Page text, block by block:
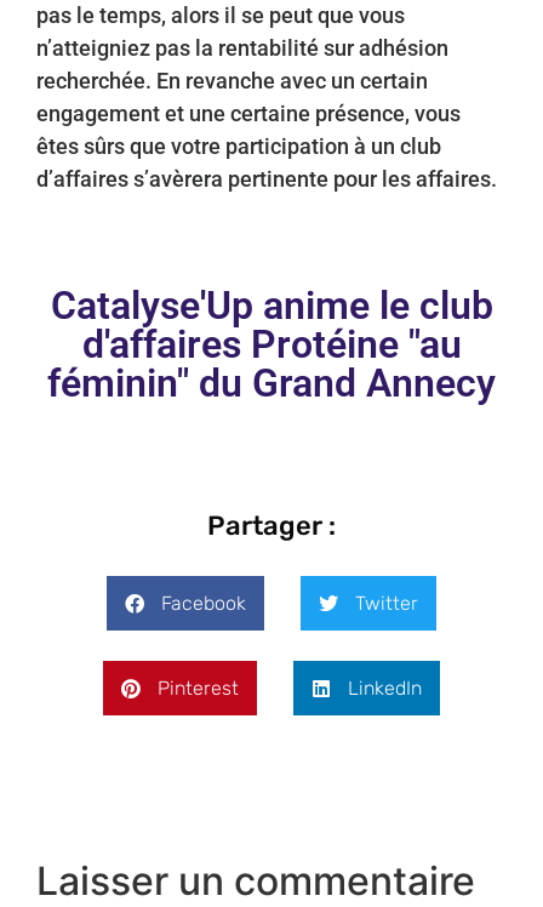
pas le temps, alors il se peut que vous
n’atteigniez pas la rentabilité sur adhésion
recherchée. En revanche avec un certain
engagement et une certaine présence, vous
êtes sûrs que votre participation à un club
d’affaires s’avèrera pertinente pour les affaires.
Catalyse'Up anime le club
d'affaires Protéine "au
féminin" du Grand Annecy
Partager :
Facebook Twitter
Pinterest LinkedIn
Laisser un commentaire